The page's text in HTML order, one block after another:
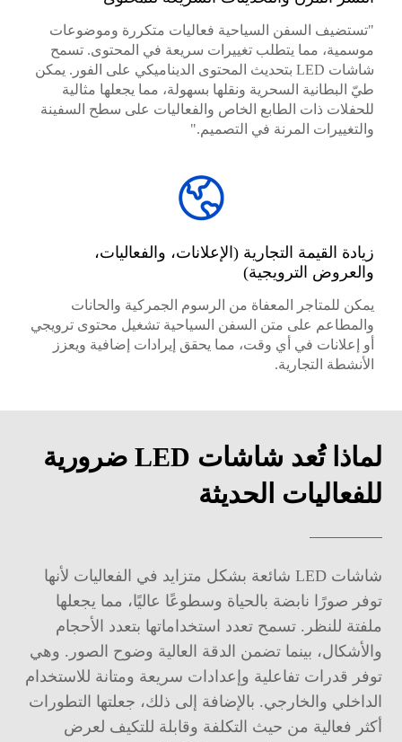
"تستضيف السفن السياحية فعاليات متكررة وموضوعات
موسمية، مما يتطلب تغييرات سريعة في المحتوى. تسمح
شاشات LED بتحديث المحتوى الديناميكي على الفور. يمكن
طيّ البطانية السحرية ونقلها بسهولة، مما يجعلها مثالية
للحفلات ذات الطابع الخاص والفعاليات على سطح السفينة
والتغييرات المرنة في التصميم."
زيادة القيمة التجارية (الإعلانات، والفعاليات،
والعروض الترويجية)
يمكن للمتاجر المعفاة من الرسوم الجمركية والحانات
والمطاعم على متن السفن السياحية تشغيل محتوى ترويجي
أو إعلانات في أي وقت، مما يحقق إيرادات إضافية ويعزز
الأنشطة التجارية.
لماذا تُعد شاشات LED ضرورية
للفعاليات الحديثة
شاشات LED شائعة بشكل متزايد في الفعاليات لأنها
توفر صورًا نابضة بالحياة وسطوعًا عاليًا، مما يجعلها
ملفتة للنظر. تسمح تعدد استخداماتها بتعدد الأحجام
والأشكال، بينما تضمن الدقة العالية وضوح الصور. وهي
توفر قدرات تفاعلية وإعدادات سريعة ومتانة للاستخدام
الداخلي والخارجي. بالإضافة إلى ذلك، جعلتها التطورات
أكثر فعالية من حيث التكلفة وقابلة للتكيف لعرض